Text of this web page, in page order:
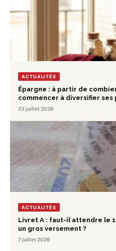
ACTUALITÉS
Épargne : à partir de
commencer à diversifier ses
23 juillet 2026
ACTUALITÉS
Livret A : faut-il attendre le
un gros versement ?
7 juillet 2026